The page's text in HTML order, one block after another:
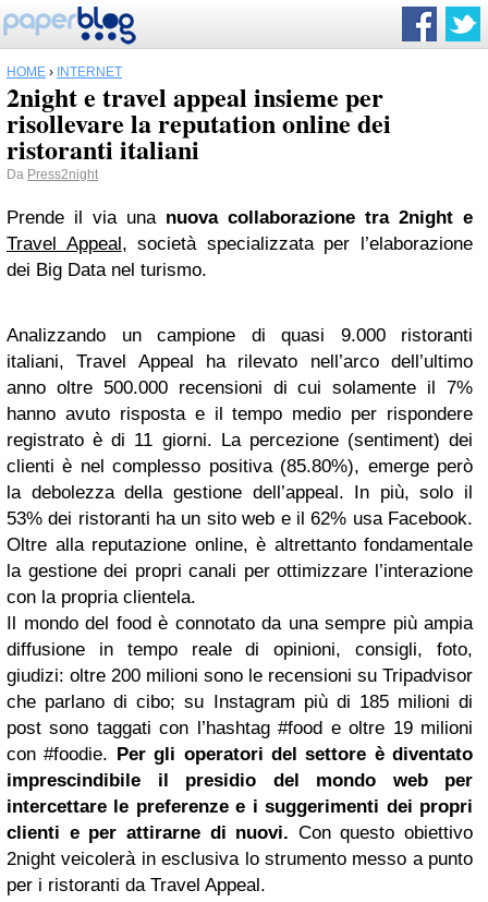
HOME › INTERNET
2night e travel appeal insieme per
risollevare la reputation online dei
ristoranti italiani
Da Press2night
Prende il via una nuova collaborazione tra 2night e
Travel Appeal, società specializzata per l’elaborazione
dei Big Data nel turismo.
Analizzando un campione di quasi 9.000 ristoranti
italiani, Travel Appeal ha rilevato nell’arco dell’ultimo
anno oltre 500.000 recensioni di cui solamente il 7%
hanno avuto risposta e il tempo medio per rispondere
registrato è di 11 giorni. La percezione (sentiment) dei
clienti è nel complesso positiva (85.80%), emerge però
la debolezza della gestione dell’appeal. In più, solo il
53% dei ristoranti ha un sito web e il 62% usa Facebook.
Oltre alla reputazione online, è altrettanto fondamentale
la gestione dei propri canali per ottimizzare l’interazione
con la propria clientela.
Il mondo del food è connotato da una sempre più ampia
diffusione in tempo reale di opinioni, consigli, foto,
giudizi: oltre 200 milioni sono le recensioni su Tripadvisor
che parlano di cibo; su Instagram più di 185 milioni di
post sono taggati con l’hashtag #food e oltre 19 milioni
con #foodie. Per gli operatori del settore è diventato
imprescindibile il presidio del mondo web per
intercettare le preferenze e i suggerimenti dei propri
clienti e per attirarne di nuovi. Con questo obiettivo
2night veicolerà in esclusiva lo strumento messo a punto
per i ristoranti da Travel Appeal.